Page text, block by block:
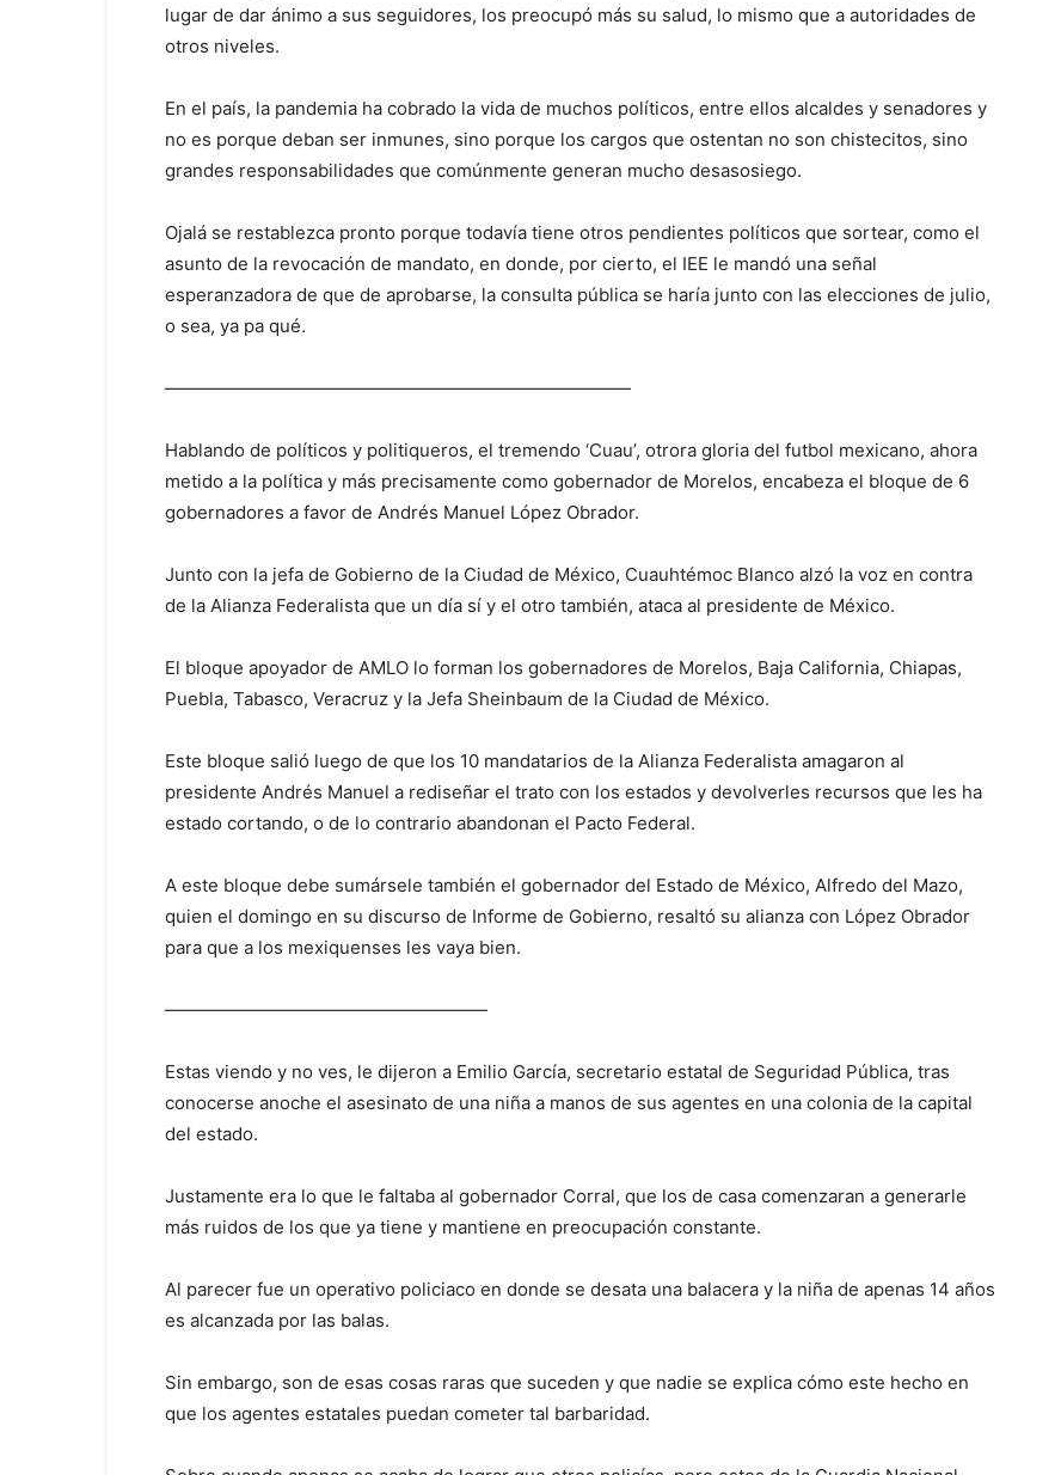
lugar de dar ánimo a sus seguidores, los preocupó más su salud, lo mismo que a autoridades de
otros niveles.
En el país, la pandemia ha cobrado la vida de muchos políticos, entre ellos alcaldes y senadores y
no es porque deban ser inmunes, sino porque los cargos que ostentan no son chistecitos, sino
grandes responsabilidades que comúnmente generan mucho desasosiego.
Ojalá se restablezca pronto porque todavía tiene otros pendientes políticos que sortear, como el
asunto de la revocación de mandato, en donde, por cierto, el IEE le mandó una señal
esperanzadora de que de aprobarse, la consulta pública se haría junto con las elecciones de julio,
o sea, ya pa qué.
——————————————————————————
Hablando de políticos y politiqueros, el tremendo ‘Cuau’, otrora gloria del futbol mexicano, ahora
metido a la política y más precisamente como gobernador de Morelos, encabeza el bloque de 6
gobernadores a favor de Andrés Manuel López Obrador.
Junto con la jefa de Gobierno de la Ciudad de México, Cuauhtémoc Blanco alzó la voz en contra
de la Alianza Federalista que un día sí y el otro también, ataca al presidente de México.
El bloque apoyador de AMLO lo forman los gobernadores de Morelos, Baja California, Chiapas,
Puebla, Tabasco, Veracruz y la Jefa Sheinbaum de la Ciudad de México.
Este bloque salió luego de que los 10 mandatarios de la Alianza Federalista amagaron al
presidente Andrés Manuel a rediseñar el trato con los estados y devolverles recursos que les ha
estado cortando, o de lo contrario abandonan el Pacto Federal.
A este bloque debe sumársele también el gobernador del Estado de México, Alfredo del Mazo,
quien el domingo en su discurso de Informe de Gobierno, resaltó su alianza con López Obrador
para que a los mexiquenses les vaya bien.
——————————————————
Estas viendo y no ves, le dijeron a Emilio García, secretario estatal de Seguridad Pública, tras
conocerse anoche el asesinato de una niña a manos de sus agentes en una colonia de la capital
del estado.
Justamente era lo que le faltaba al gobernador Corral, que los de casa comenzaran a generarle
más ruidos de los que ya tiene y mantiene en preocupación constante.
Al parecer fue un operativo policiaco en donde se desata una balacera y la niña de apenas 14 años
es alcanzada por las balas.
Sin embargo, son de esas cosas raras que suceden y que nadie se explica cómo este hecho en
que los agentes estatales puedan cometer tal barbaridad.